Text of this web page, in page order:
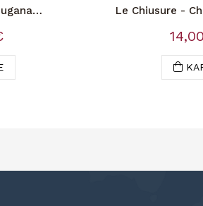
Le Chiusure -